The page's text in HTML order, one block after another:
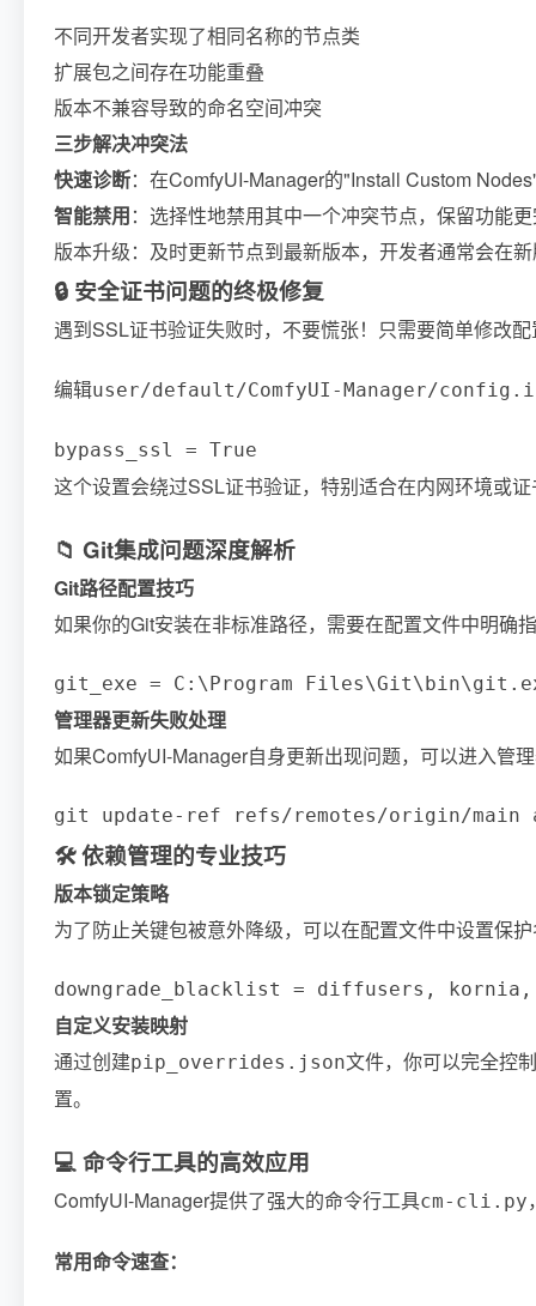
不同开发者实现了相同名称的节点类
扩展包之间存在功能重叠
版本不兼容导致的命名空间冲突
三步解决冲突法
快速诊断：在ComfyUI-Manager的"Install Custom
智能禁用：选择性地禁用其中一个冲突节点，保留功能
版本升级：及时更新节点到最新版本，开发者通常会在
🔒 安全证书问题的终极修复
遇到SSL证书验证失败时，不要慌张！只需要简单修改
编辑user/default/ComfyUI-Manager/
bypass_ssl = True
这个设置会绕过SSL证书验证，特别适合在内网环境或
📁 Git集成问题深度解析
Git路径配置技巧
如果你的Git安装在非标准路径，需要在配置文件中明确
git_exe = C:\Program
管理器更新失败处理
如果ComfyUI-Manager自身更新出现问题，可以进入管
git update-ref refs/remotes/origin/
🛠️ 依赖管理的专业技巧
版本锁定策略
为了防止关键包被意外降级，可以在配置文件中设置保
downgrade_blacklist = diffusers,
自定义安装映射
通过创建pip_overrides.json文件，你可以完全控
置。
💻 命令行工具的高效应用
ComfyUI-Manager提供了强大的命令行工具cm-cli.py
常用命令速查：